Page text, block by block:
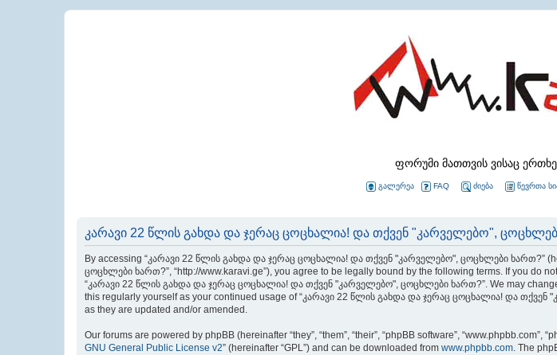
ფორუმი მათთვის ვისაც
გალერეა FAQ ძიება წევრთა
კარავი 22 წლის გახდა და ჯერაც ცოცხალია! და თქვენ "კარველებო",
By accessing “კარავი 22 წლის გახდა და ჯერაც ცოცხალია! და თქვენ "კარველებო", ცოცხლები ხართ?”
ცოცხლები ხართ?”, “http://www.karavi.ge”), you agree to be legally bound by the following terms. If you do
“კარავი 22 წლის გახდა და ჯერაც ცოცხალია! და თქვენ "კარველებო", ცოცხლები ხართ?”. We may
this regularly yourself as your continued usage of “კარავი 22 წლის გახდა და ჯერაც ცოცხალია! და
as they are updated and/or amended.
Our forums are powered by phpBB (hereinafter “they”, “them”, “their”, “phpBB software”,
GNU General Public License v2” (hereinafter “GPL”) and can be downloaded from www.phpbb.com. The